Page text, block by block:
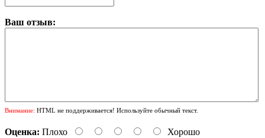
Ваш отзыв:
Внимание: HTML не поддерживается! Используйте обычный текст.
Оценка: Плохо Хорошо